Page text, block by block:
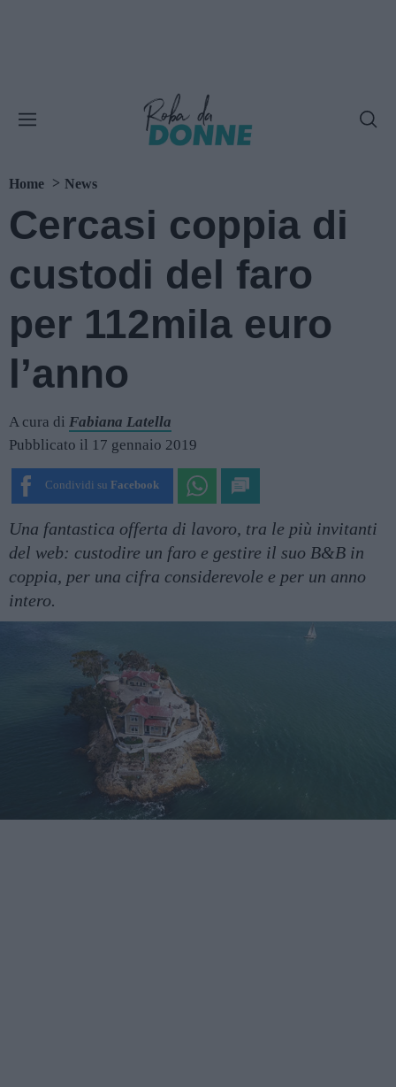
Home News
Cercasi coppia di
custodi del faro
per 112mila euro
l’anno
A cura di Fabiana Latella
Pubblicato il 17 gennaio 2019
Condividi su Facebook
Una fantastica offerta di lavoro, tra le più invitanti
del web: custodire un faro e gestire il suo B&B in
coppia, per una cifra considerevole e per un anno
intero.